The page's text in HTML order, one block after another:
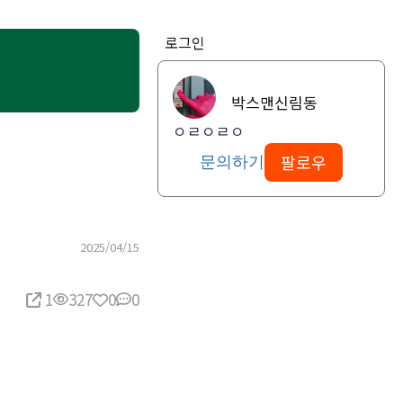
2025/04/15
1 327 0 0
로그인
박스맨신림동
ㅇㄹㅇㄹㅇ
문의하기 팔로우